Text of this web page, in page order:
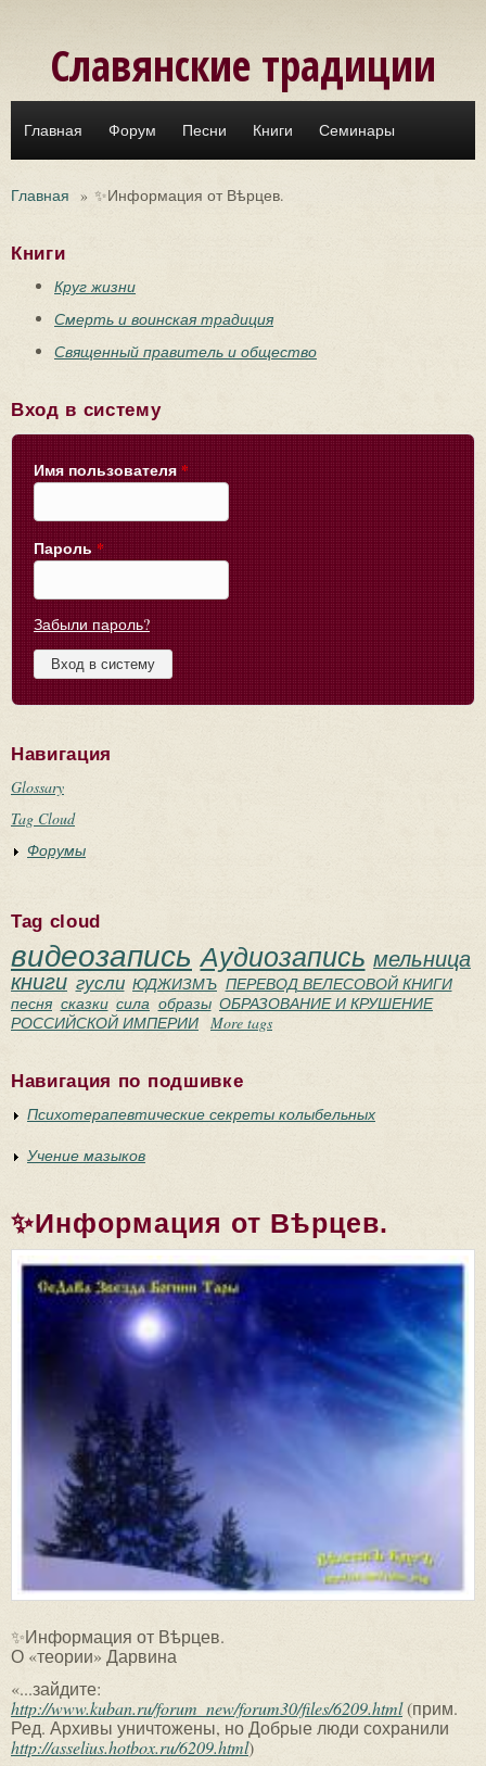
Славянские традиции
Главная Форум Песни Книги Семинары
Главная » ✨Информация от Вѣрцев.
Книги
Круг жизни
Смерть и воинская традиция
Священный правитель и общество
Вход в систему
Имя пользователя *
Пароль *
Забыли пароль?
Навигация
Glossary
Tag Cloud
Форумы
Tag cloud
видеозапись Аудиозапись мельница
книги гусли ЮДЖИЗМЪ ПЕРЕВОД ВЕЛЕСОВОЙ КНИГИ
песня сказки сила образы ОБРАЗОВАНИЕ И КРУШЕНИЕ
РОССИЙСКОЙ ИМПЕРИИ More tags
Навигация по подшивке
Психотерапевтические секреты колыбельных
Учение мазыков
✨Информация от Вѣрцев.
✨Информация от Вѣрцев.
О «теории» Дарвина
«...зайдите:
http://www.kuban.ru/forum_new/forum30/files/6209.html(прим.
Ред. Архивы уничтожены, но Добрые люди сохранили
http://asselius.hotbox.ru/6209.html)